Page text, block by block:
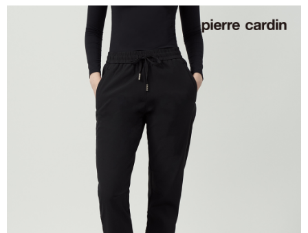
付款後萊爾富取貨
每筆NT$60，滿NT$1,200(含以上)免運費
每筆NT$60，滿NT$1,200(含以上)免運費
每筆NT$60，滿NT$1,200(含以上)免運費
每筆NT$80，滿NT$1,200(含以上)免運費
每筆NT$80，滿NT$1,200(含以上)免運費